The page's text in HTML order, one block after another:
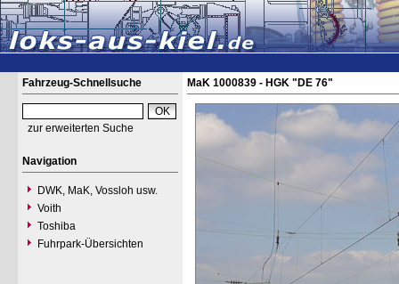
Fahrzeug-Schnellsuche
zur erweiterten Suche
Navigation
DWK, MaK, Vossloh usw.
Voith
Toshiba
Fuhrpark-Übersichten
MaK 1000839 - HGK "DE 76"